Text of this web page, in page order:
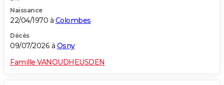
Naissance
22/04/1970 à Colombes
Décès
09/07/2026 à Osny
Famille VANOUDHEUSDEN